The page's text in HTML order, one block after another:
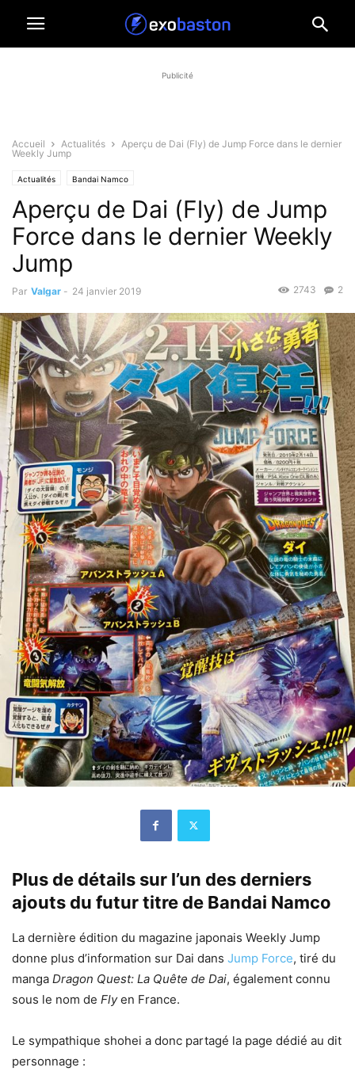
Publicité
Accueil Actualités
Aperçu de Dai (Fly) de Jump Force dans le dernier
Weekly Jump
Actualités Bandai Namco
Aperçu de Dai (Fly) de Jump
Force dans le dernier Weekly
Jump
Par Valgar - 24 janvier 2019 2
2743
Plus de détails sur l’un des derniers
ajouts du futur titre de Bandai Namco
La dernière édition du magazine japonais Weekly Jump
donne plus d’information sur Dai dans Jump Force, tiré du
manga Dragon Quest: La Quête de Dai, également connu
sous le nom de Flyen France.
Le sympathique shohei a donc partagé la page dédié au dit
personnage :